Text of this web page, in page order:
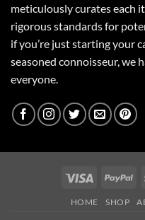
meticulously curates each
rigorous standards for
if you’re just starting your
seasoned connoisseur, we
everyone.
Visa
HOME SHOP